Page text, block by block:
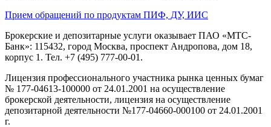
Прием обращений по продуктам ПИФ, ДУ, ИИС
Брокерские и депозитарные услуги оказывает ПАО «МТС-
Банк»: 115432, город Москва, проспект Андропова, дом 18,
корпус 1. Тел. +7 (495) 777-00-01.
Лицензия профессионального участника рынка ценных бумаг
№ 177-04613-100000 от 24.01.2001 на осуществление
брокерской деятельности, лицензия на осуществление
депозитарной деятельности №177-04660-000100 от 24.01.2001
г.